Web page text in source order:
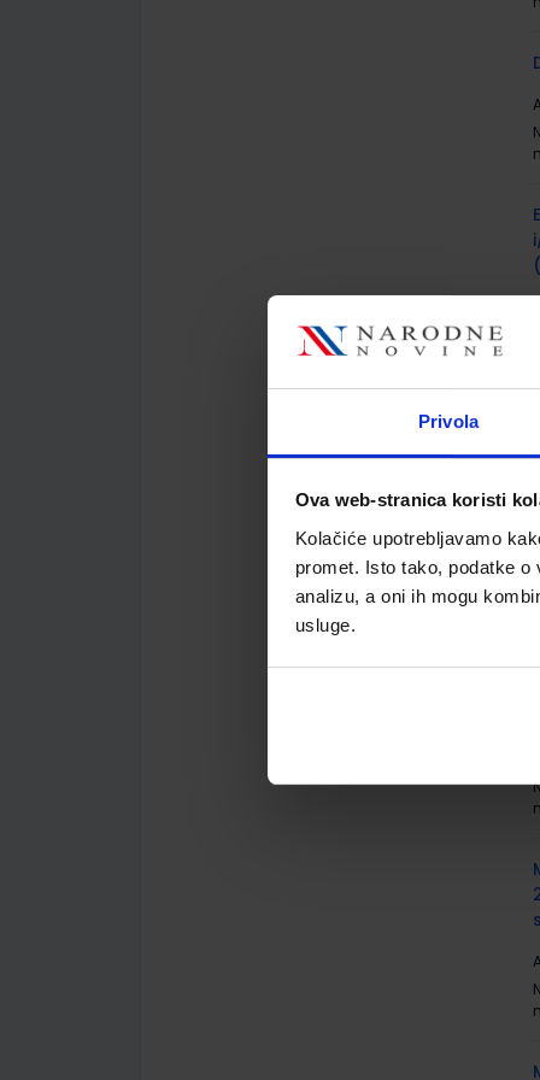
Privola
Ova web-stranica koristi
Kolačiće upotrebljavamo
promet. Isto tako, podatke
analizu, a oni ih mogu
usluge.